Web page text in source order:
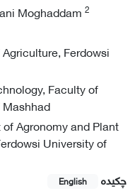
Moghaddam 2
Ferdowsi
Faculty of
Agronomy and Plant
University of
چکیده
English